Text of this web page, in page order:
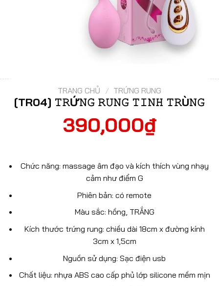
TRANG CHỦ / TRỨNG RUNG
[TR04] 𝚃𝚁Ứ𝙽𝙶 𝚁𝚄𝙽𝙶 𝚃𝙸𝙽𝙷 𝚃𝚁Ù𝙽𝙶
390,000₫
Chức năng: massage âm đạo và kích thích vùng nhạy
cảm như điểm G
Phiên bản: có remote
Màu sắc: hồng, TRẮNG
Kích thước trứng rung: chiều dài 18cm x đường kính
3cm x 1,5cm
Nguồn sử dụng: Sạc điện usb
Chất liệu: nhựa ABS cao cấp phủ lớp silicone mềm mịn